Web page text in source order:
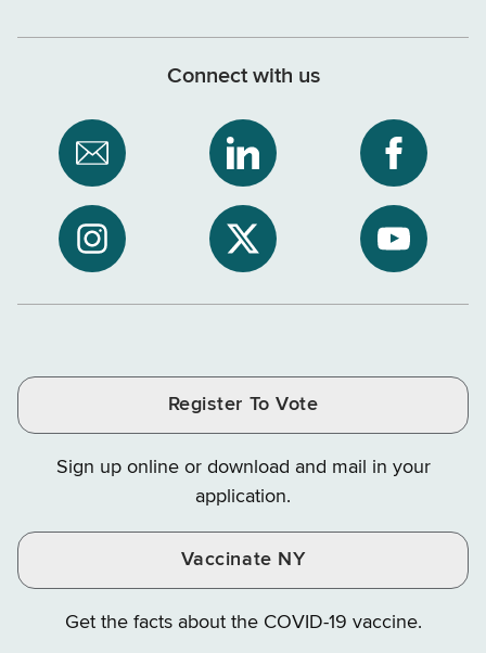
Connect with us
Subscribe
to
NYS
Department
of
NYS
Department
of
Tax
and
NYS
of
Tax
and
Facebook
NYS
Instagram
NYS
Finance
X
NYS
YouTube
Register To Vote
Sign up online or download and mail in your
application.
Vaccinate NY
Get the facts about the COVID-19 vaccine.